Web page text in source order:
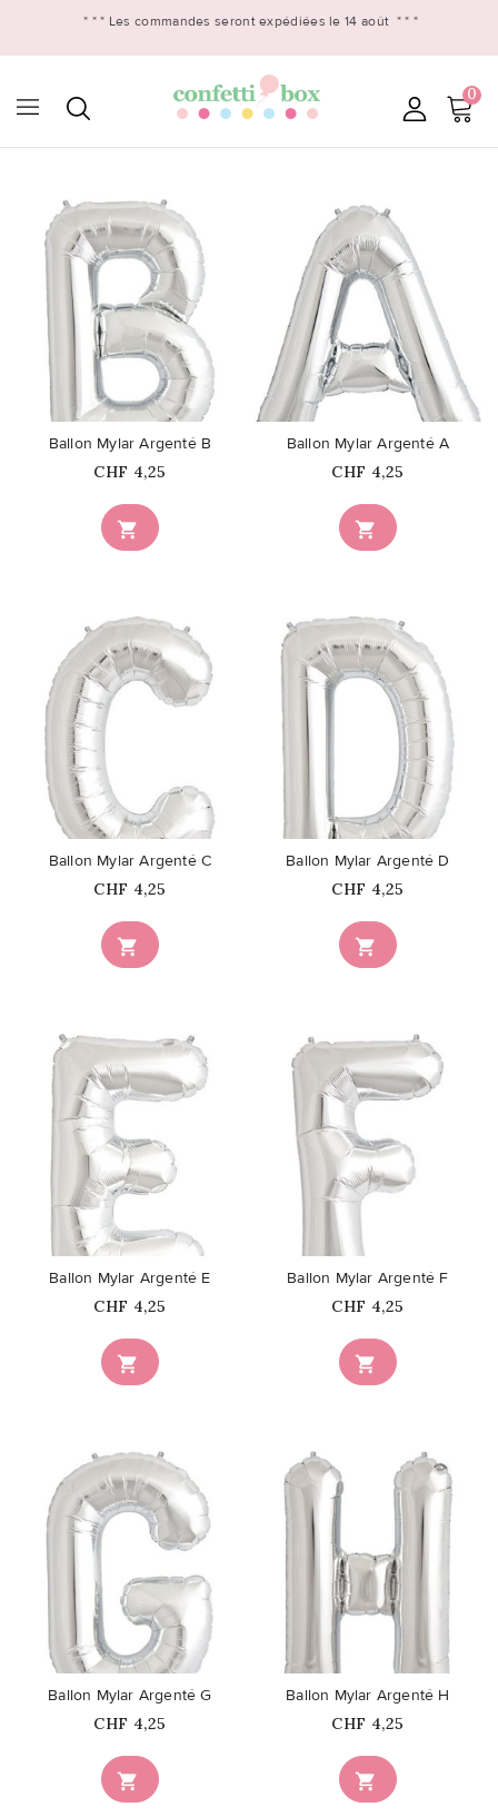
* * * Les commandes seront expédiées le 14 août * * *
0
favorite_border

Ballon Mylar Argenté B
Prix
CHF 4,25
favorite_border

Ballon Mylar Argenté A
Prix
CHF 4,25
favorite_border

Ballon Mylar Argenté C
Prix
CHF 4,25

Ballon Mylar Argenté D
Prix
CHF 4,25

Ballon Mylar Argenté E
Prix
CHF 4,25

Ballon Mylar Argenté F
Prix
CHF 4,25

Ballon Mylar Argenté G
Prix
CHF 4,25

Ballon Mylar Argenté H
Prix
CHF 4,25